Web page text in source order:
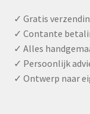
✓ Gratis
✓ Contante
✓ Alles
✓ Persoonlijk
✓ Ontwerp naar